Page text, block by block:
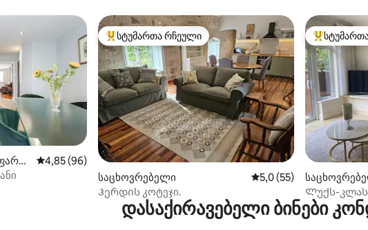
საშუალო შეფასებაა 5‑დან 4,85, 96 მიმოხილვა
4,85 (96)
სტუმართა რჩეული მოწინავე ვარიანტი
სტუმართა რჩეული
საცხოვრებელი საშუალო შეფასებაა
5,0 (55)
Ჰერდის კოტეჯი.
სტუმართა
Ლუქს-
ბალიში
დასაქირავებელი ბინები